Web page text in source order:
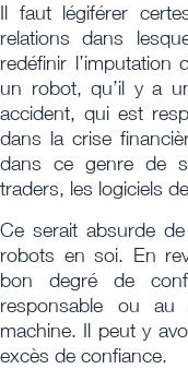
Il faut légiférer
relations dans
redéfinir l’imputation
un robot, qu’il y a
accident, qui est
dans la crise
dans ce genre de
traders, les logiciels
Ce serait absurde
robots en soi. En
bon degré de
responsable ou au
machine. Il peut y
excès de confiance.